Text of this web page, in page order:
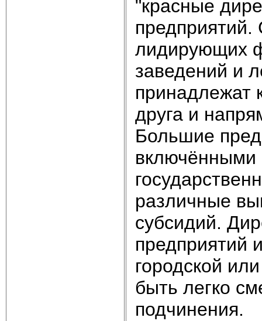
"красные
лидирующих
заведений и
принадлежат
друга и
Большие
включёнными
различные
субсидий.
предприятий
городской
быть легко
подчинения.